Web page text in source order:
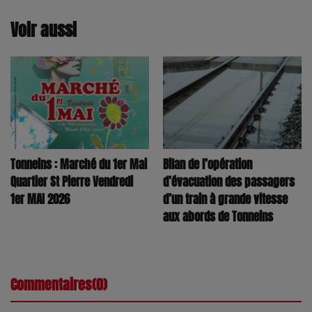
Voir aussi
Tonneins : Marché du 1er Mai
Quartier St Pierre Vendredi
1er MAI 2026
Bilan de l’opération
d’évacuation des passagers
d’un train à grande vitesse
aux abords de Tonneins
Commentaires(0)